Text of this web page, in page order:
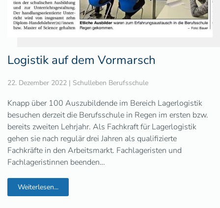
Logistik auf dem Vormarsch
22. Dezember 2022 | Schulleben Berufsschule
Knapp über 100 Auszubildende im Bereich Lagerlogistik
besuchen derzeit die Berufsschule in Regen im ersten bzw.
bereits zweiten Lehrjahr. Als Fachkraft für Lagerlogistik
gehen sie nach regulär drei Jahren als qualifizierte
Fachkräfte in den Arbeitsmarkt. Fachlageristen und
Fachlageristinnen beenden…
Weiterlesen...